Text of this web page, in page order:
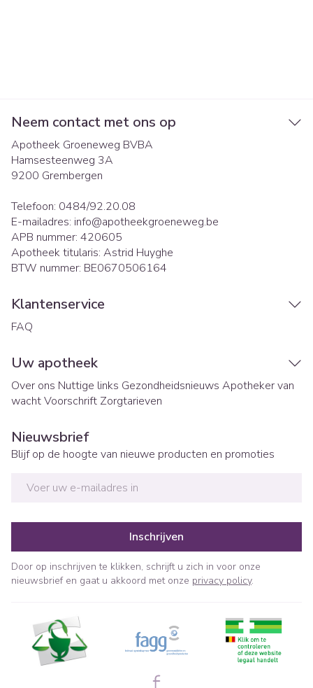
Neem contact met ons op
Apotheek Groeneweg BVBA
Hamsesteenweg 3A
9200 Grembergen
Telefoon: 0484/92.20.08
E-mailadres: info@apotheekgroeneweg.be
APB nummer: 420605
Apotheek titularis: Astrid Huyghe
BTW nummer: BE0670506164
Klantenservice
FAQ
Uw apotheek
Over ons Nuttige links Gezondheidsnieuws Apotheker van
wachtVoorschrift Zorgtarieven
Nieuwsbrief
Blijf op de hoogte van nieuwe producten en promoties
Inschrijven
Door op inschrijven te klikken, schrijft u zich in voor onze
nieuwsbrief en gaat u akkoord met onze privacy policy.